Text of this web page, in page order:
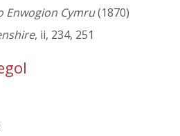
Enwogion Cymru(1870)
, ii, 234, 251